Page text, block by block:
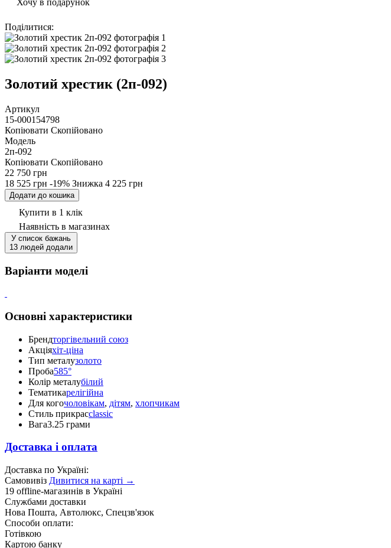
Хочу в подарунок
Поділитися:
Золотий хрестик (2п-092)
Артикул
15-000154798
Копіювати Скопійовано
Модель
2п-092
Копіювати Скопійовано
22 750 грн
18 525 грн -19% Знижка 4 225 грн
Додати до кошика
Купити в 1 клік
Наявність в магазинах
У список бажань
13 людей додали
Варіанти моделі
Основні характеристики
Брендторгівельний союз
Акціяхіт-ціна
Тип металузолото
Проба585°
Колір металубілий
Тематикарелігійна
Для когочоловікам, дітям, хлопчикам
Стиль прикрасclassic
Вага3.25 грами
Доставка і оплата
Доставка по Україні:
Самовивіз Дивитися на карті →
19 offline-магазинів в Україні
Службами доставки
Нова Пошта, Автолюкс, Спецзв'язок
Способи оплати:
Готівкою
Картою банку